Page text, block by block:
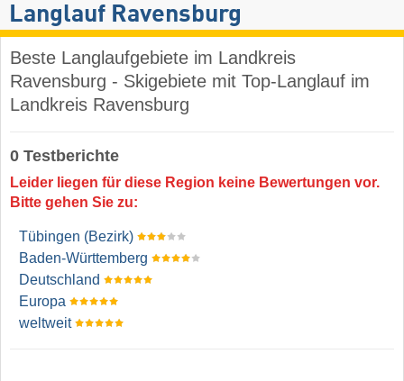
Langlauf Ravensburg
Beste Langlaufgebiete im Landkreis
Ravensburg - Skigebiete mit Top-Langlauf im
Landkreis Ravensburg
0 Testberichte
Leider liegen für diese Region keine Bewertungen vor.
Bitte gehen Sie zu:
Tübingen (Bezirk)
Baden-Württemberg
Deutschland
Europa
weltweit